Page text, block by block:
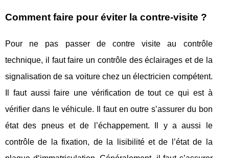
Comment faire pour éviter la contre-visite ?
Pour ne pas passer de contre visite au contrôle
technique, il faut faire un contrôle des éclairages et de la
signalisation de sa voiture chez un électricien compétent.
Il faut aussi faire une vérification de tout ce qui est à
vérifier dans le véhicule. Il faut en outre s’assurer du bon
état des pneus et de l’échappement. Il y a aussi le
contrôle de la fixation, de la lisibilité et de l’état de la